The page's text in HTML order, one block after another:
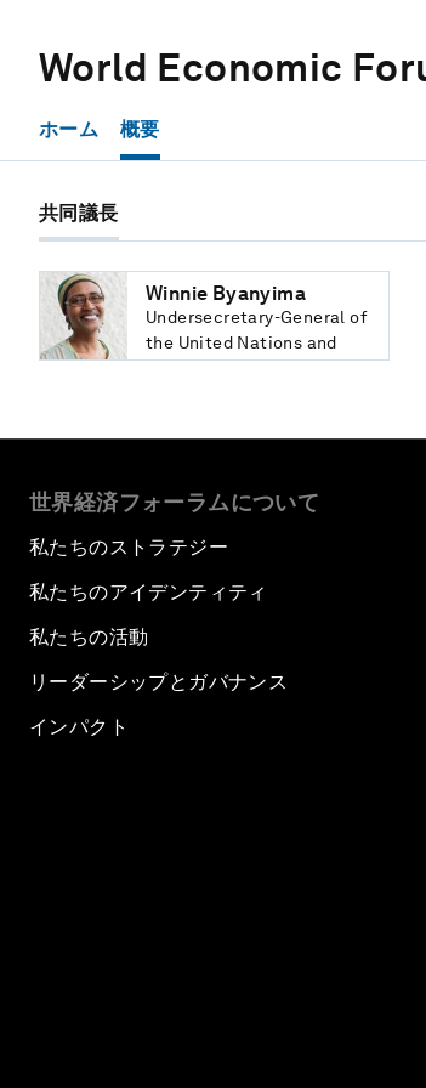
World Economic
ホーム 概要
共同議長
Undersecretary-General of
the United Nations and
Executive Director, Joint
Winnie Byanyima
世界経済フォーラムについて
私たちのストラテジー
私たちのアイデンティティ
私たちの活動
リーダーシップとガバナンス
インパクト